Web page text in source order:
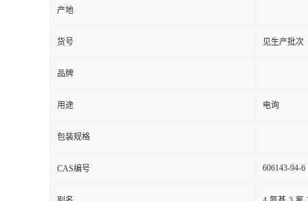
产地
货号 见生产批次
品牌
用途 电询
包装规格
CAS编号 606143-94-6